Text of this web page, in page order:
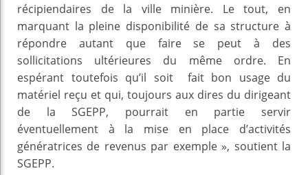
récipiendaires de la ville minière. Le tout, en
marquant la pleine disponibilité de sa structure à
répondre autant que faire se peut à des
sollicitations ultérieures du même ordre. En
espérant toutefois qu’il soit fait bon usage du
matériel reçu et qui, toujours aux dires du dirigeant
de la SGEPP, pourrait en partie servir
éventuellement à la mise en place d’activités
génératrices de revenus par exemple », soutient la
SGEPP.